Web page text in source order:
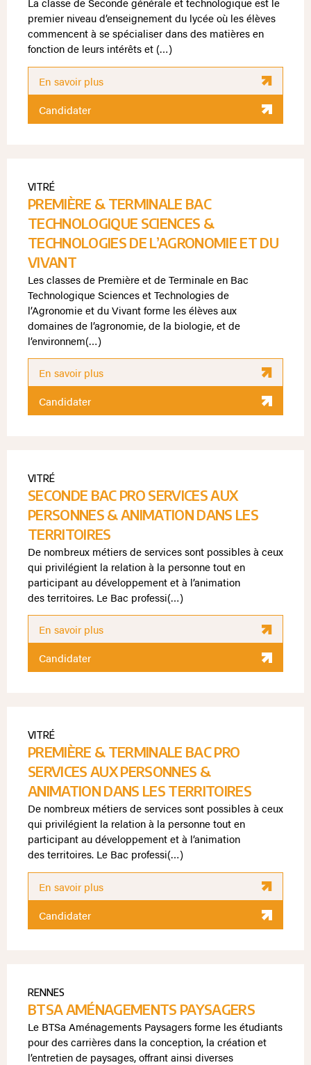
premier niveau d’enseignement du lycée où les élèves
commencent à se spécialiser dans des matières en
fonction de leurs intérêts et (…)
En savoir plus
Candidater
VITRÉ
PREMIÈRE & TERMINALE BAC
TECHNOLOGIQUE SCIENCES &
TECHNOLOGIES DE L’AGRONOMIE ET DU
VIVANT
Les classes de Première et de Terminale en Bac
Technologique Sciences et Technologies de
l’Agronomie et du Vivant forme les élèves aux
domaines de l’agronomie, de la biologie, et de
l’environnem(…)
En savoir plus
Candidater
VITRÉ
SECONDE BAC PRO SERVICES AUX
PERSONNES & ANIMATION DANS LES
TERRITOIRES
De nombreux métiers de services sont possibles à ceux
qui privilégient la relation à la personne tout en
participant au développement et à l’animation
des territoires. Le Bac professi(…)
En savoir plus
Candidater
VITRÉ
PREMIÈRE & TERMINALE BAC PRO
SERVICES AUX PERSONNES &
ANIMATION DANS LES TERRITOIRES
De nombreux métiers de services sont possibles à ceux
qui privilégient la relation à la personne tout en
participant au développement et à l’animation
des territoires. Le Bac professi(…)
En savoir plus
Candidater
RENNES
BTSA AMÉNAGEMENTS PAYSAGERS
Le BTSa Aménagements Paysagers forme les étudiants
pour des carrières dans la conception, la création et
l’entretien de paysages, offrant ainsi diverses